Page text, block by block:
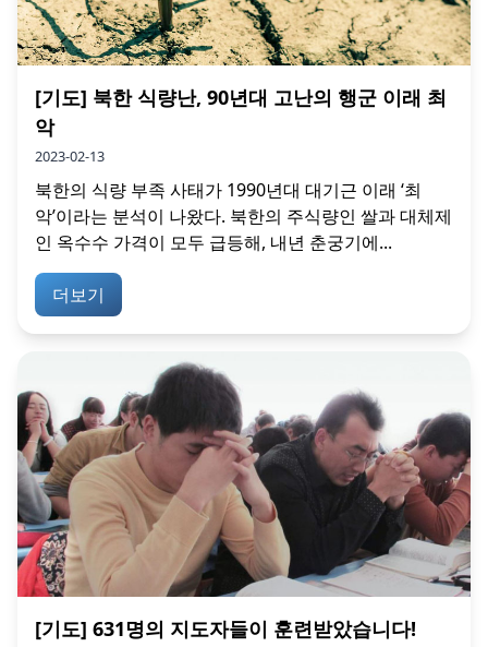
[기도] 북한 식량난, 90년대 고난의 행군 이래 최
악
2023-02-13
북한의 식량 부족 사태가 1990년대 대기근 이래 ‘최
악’이라는 분석이 나왔다. 북한의 주식량인 쌀과 대체제
인 옥수수 가격이 모두 급등해, 내년 춘궁기에...
더보기
[기도] 631명의 지도자들이 훈련받았습니다!